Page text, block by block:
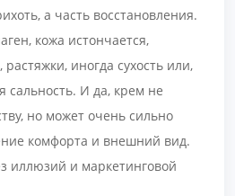
а часть восстановления.
кожа истончается,
растяжки, иногда сухость или,
сальность. И да, крем не
но может очень сильно
комфорта и внешний вид.
иллюзий и маркетинговой